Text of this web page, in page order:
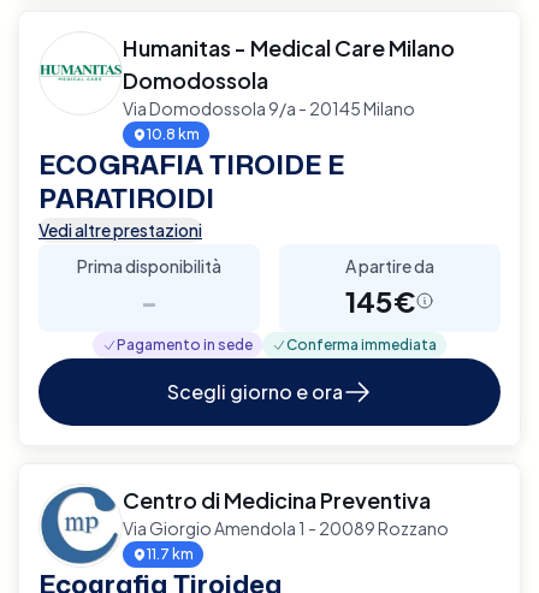
Humanitas - Medical Care Milano
Domodossola
Via Domodossola 9/a - 20145 Milano
10.8 km
ECOGRAFIA TIROIDE E
PARATIROIDI
Vedi altre prestazioni
Prima disponibilità
-
A partire da
145€
Pagamento in sede Conferma immediata
Scegli giorno e ora
Centro di Medicina Preventiva
Via Giorgio Amendola 1 - 20089 Rozzano
11.7 km
Ecografia Tiroidea